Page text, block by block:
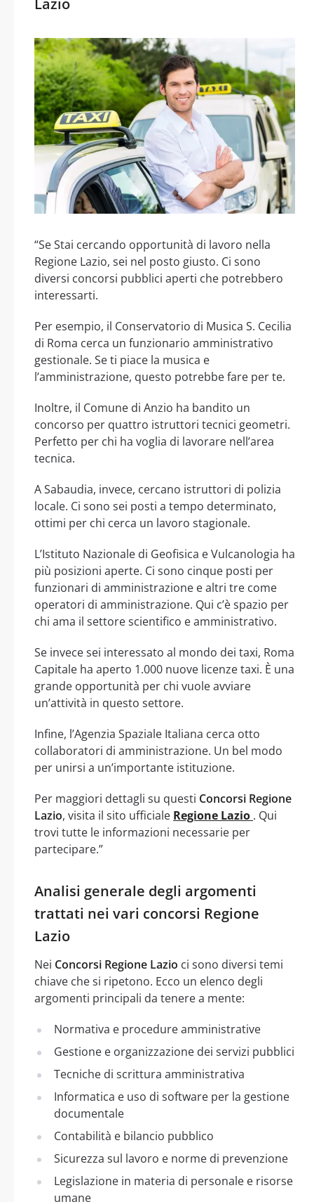
Lazio
“Se Stai cercando opportunità di lavoro nella
Regione Lazio, sei nel posto giusto. Ci sono
diversi concorsi pubblici aperti che potrebbero
interessarti.
Per esempio, il Conservatorio di Musica S. Cecilia
di Roma cerca un funzionario amministrativo
gestionale. Se ti piace la musica e
l’amministrazione, questo potrebbe fare per te.
Inoltre, il Comune di Anzio ha bandito un
concorso per quattro istruttori tecnici geometri.
Perfetto per chi ha voglia di lavorare nell’area
tecnica.
A Sabaudia, invece, cercano istruttori di polizia
locale. Ci sono sei posti a tempo determinato,
ottimi per chi cerca un lavoro stagionale.
L’Istituto Nazionale di Geofisica e Vulcanologia ha
più posizioni aperte. Ci sono cinque posti per
funzionari di amministrazione e altri tre come
operatori di amministrazione. Qui c’è spazio per
chi ama il settore scientifico e amministrativo.
Se invece sei interessato al mondo dei taxi, Roma
Capitale ha aperto 1.000 nuove licenze taxi. È una
grande opportunità per chi vuole avviare
un’attività in questo settore.
Infine, l’Agenzia Spaziale Italiana cerca otto
collaboratori di amministrazione. Un bel modo
per unirsi a un’importante istituzione.
Per maggiori dettagli su questi Concorsi Regione
Lazio, visita il sito ufficiale Regione Lazio . Qui
trovi tutte le informazioni necessarie per
partecipare.”
Analisi generale degli argomenti
trattati nei vari concorsi Regione
Lazio
Nei Concorsi Regione Lazio ci sono diversi temi
chiave che si ripetono. Ecco un elenco degli
argomenti principali da tenere a mente:
Normativa e procedure amministrative
Gestione e organizzazione dei servizi pubblici
Tecniche di scrittura amministrativa
Informatica e uso di software per la gestione
documentale
Contabilità e bilancio pubblico
Sicurezza sul lavoro e norme di prevenzione
Legislazione in materia di personale e risorse
umane